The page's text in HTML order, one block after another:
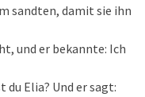
sandten, damit sie ihn
und er bekannte: Ich
du Elia? Und er sagt: